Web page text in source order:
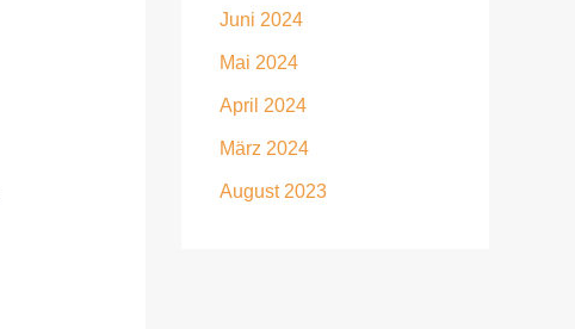
Juni 2024
Mai 2024
April 2024
März 2024
August 2023